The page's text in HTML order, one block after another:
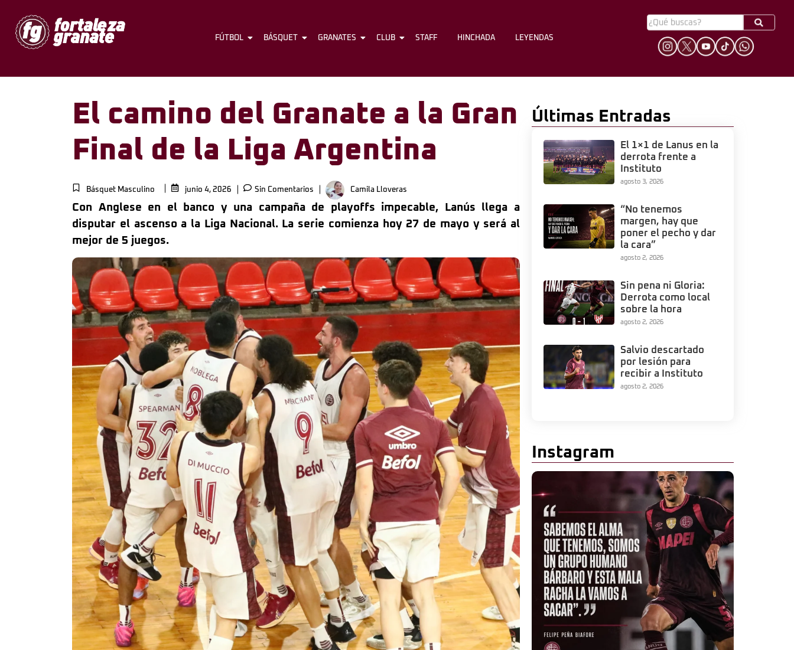
FÚTBOL BÁSQUET GRANATES CLUB STAFF HINCHADA
FÚTBOL BÁSQUET GRANATES CLUB STAFF HINCHADA LEYENDAS
El camino del Granate a la Gran
Final de la Liga Argentina
Básquet Masculino junio 4, 2026 Sin Comentarios Camila Lloveras
Con Anglese en el banco y una campaña de playoffs impecable, Lanús llega a
disputar el ascenso a la Liga Nacional. La serie comienza hoy 27 de mayo y será al
mejor de 5 juegos.
Últimas Entradas
El 1×1 de Lanus en la
derrota frente a
Instituto
agosto 3, 2026
“No tenemos
margen, hay que
poner el pecho y dar
la cara”
agosto 2, 2026
Sin pena ni Gloria:
Derrota como local
sobre la hora
agosto 2, 2026
Salvio descartado
por lesión para
recibir a Instituto
agosto 2, 2026
Instagram